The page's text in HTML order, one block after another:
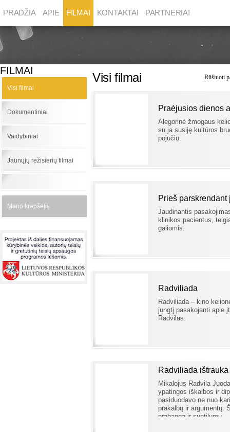
PRADŽIA APIE FILMAI KONTAKTAI PARTNERIAI
FILMAI
Visi filmai
Dokumentiniai
Vaidybiniai
Jaunųjų režisierių filmai
Mano krepšelis
Visi filmai Rūšiuoti
Praėjusios dienos
Alegorinė žmogaus
su ja susiję kultūros
pojūčiu.
Prieš parskrendant
Jaudinantis
klinikos pacientus,
galiomis.
Radviliada
Radviliada – kino
jungtį pasakojanti apie
Radvilas.
Radviliada
Mikalojus Radvila
ypatingos iškalbos ir
pasiduodavo ne nuo
prakalbų ir argumentų.
prabanga ir subtilumu.